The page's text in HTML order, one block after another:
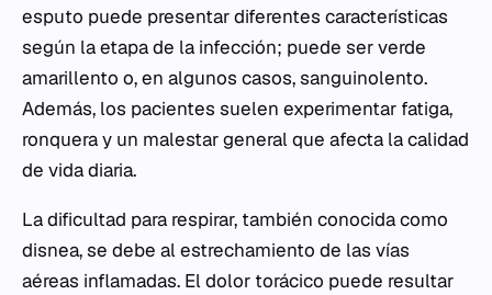
esputo puede presentar diferentes características
según la etapa de la infección; puede ser verde
amarillento o, en algunos casos, sanguinolento.
Además, los pacientes suelen experimentar fatiga,
ronquera y un malestar general que afecta la calidad
de vida diaria.
La dificultad para respirar, también conocida como
disnea, se debe al estrechamiento de las vías
aéreas inflamadas. El dolor torácico puede resultar